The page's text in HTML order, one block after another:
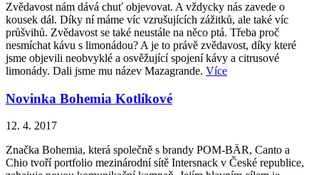
Zvědavost nám dává chuť objevovat. A vždycky nás zavede o
kousek dál. Díky ní máme víc vzrušujících zážitků, ale také víc
průšvihů. Zvědavost se také neustále na něco ptá. Třeba proč
nesmíchat kávu s limonádou? A je to právě zvědavost, díky které
jsme objevili neobvyklé a osvěžující spojení kávy a citrusové
limonády. Dali jsme mu název Mazagrande. Více
Novinka Bohemia Kotlíkové
12. 4. 2017
Značka Bohemia, která společně s brandy POM-BÄR, Canto a
Chio tvoří portfolio mezinárodní sítě Intersnack v České republice,